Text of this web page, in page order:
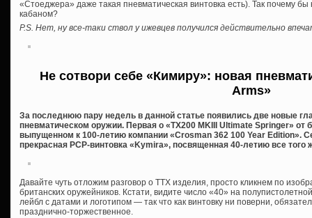
«Стоеджера» даже такая пневматическая винтовка есть). Так почему
кабаном?
P.S. Нет, ну все-таки ствол у ижевцев получился действительно
Не сотвори себе «Кимиру»: новая
Arms»
За последнюю пару недель в данной статье появились две новые
пневматическом оружии. Первая о «TX200 MKIII Ultimate Springer» от
выпущенном к 100-летию компании «Crosman 362 100 Year Edition».
прекрасная PCP-винтовка «Kymira», посвященная 40-летию все того
Давайте чуть отложим разговор о ТТХ изделия, просто кликнем по
британских оружейников. Кстати, видите число «40» на
лейбл с датами и логотипом — так что как винтовку ни поверни,
празднично-торжественное.